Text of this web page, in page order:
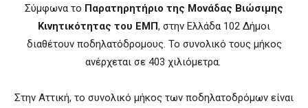
Σύμφωνα το Παρατηρητήριο της Μονάδας Βιώσιμης
Κινητικότητας του ΕΜΠ, στην Ελλάδα 102 Δήμοι
διαθέτουν ποδηλατόδρομους. Το συνολικό τους μήκος
ανέρχεται σε 403 χιλιόμετρα.
Στην Αττική, το συνολικό μήκος των ποδηλατοδρόμων είναι